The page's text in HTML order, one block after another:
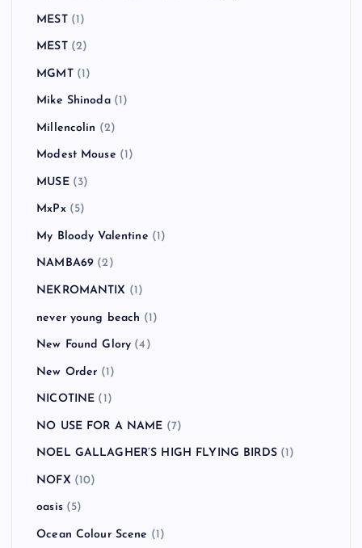
MEST(1)
MEST(2)
MGMT(1)
Mike Shinoda(1)
Millencolin (2)
Modest Mouse (1)
MUSE(3)
MxPx(5)
My Bloody Valentine (1)
NAMBA69 (2)
NEKROMANTIX (1)
never young beach (1)
New Found Glory (4)
New Order (1)
NICOTINE (1)
NO USE FOR A NAME (7)
NOEL GALLAGHER’S HIGH FLYING BIRDS(1)
NOFX (10)
oasis(5)
Ocean Colour Scene (1)